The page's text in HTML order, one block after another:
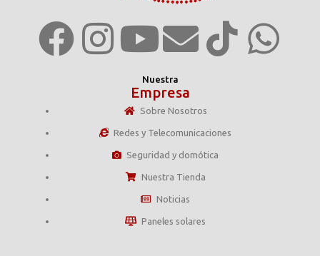
Nuestra
Empresa
Sobre Nosotros
Redes y Telecomunicaciones
Seguridad y domótica
Nuestra Tienda
Noticias
Paneles solares